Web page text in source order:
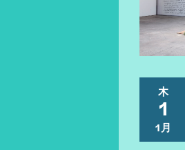
木
1
1月